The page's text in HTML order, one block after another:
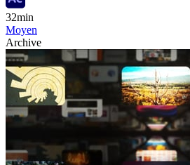
32min
Moyen
Archive